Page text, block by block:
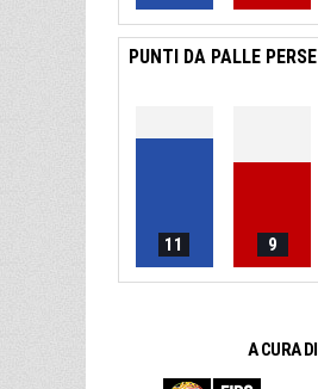
PUNTI DA PALLE PERSE
11 9
A CURA DI